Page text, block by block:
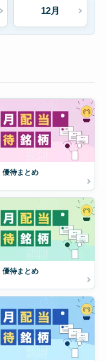
12月
優待まとめ
優待まとめ